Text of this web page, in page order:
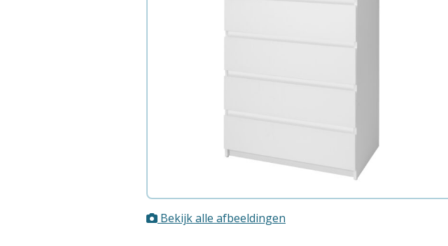
Bekijk alle afbeeldingen